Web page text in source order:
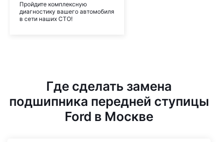
Пройдите комплексную
диагностику вашего автомобиля
в сети наших СТО!
Где сделать замена
подшипника передней ступицы
Ford в Москве